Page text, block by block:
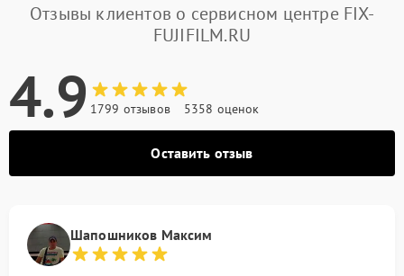
Отзывы клиентов о сервисном центре FIX-
FUJIFILM.RU
4.9 1799 отзывов 5358 оценок
Оставить отзыв
Шапошников Максим